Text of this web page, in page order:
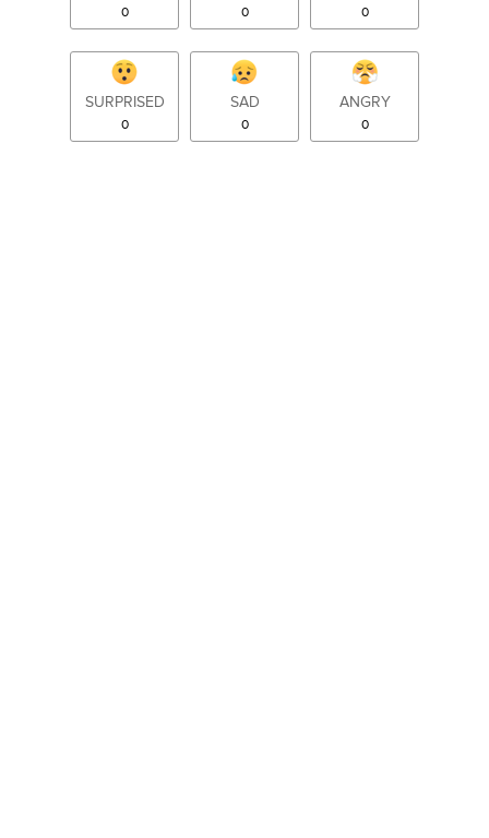
0 0 0
SURPRISED
0
SAD
0
ANGRY
0